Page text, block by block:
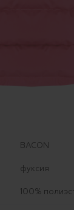
BACON
фуксия
100%